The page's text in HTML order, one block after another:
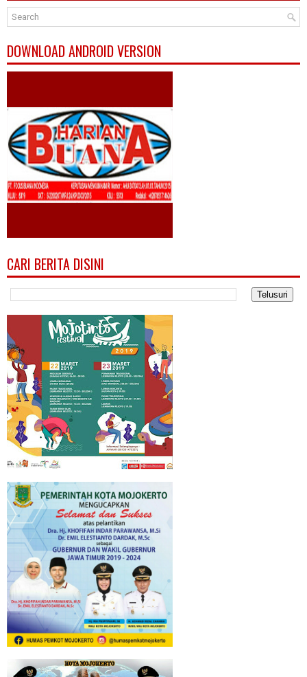
DOWNLOAD ANDROID VERSION
CARI BERITA DISINI